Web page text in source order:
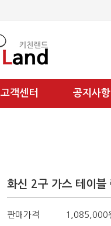
고객센터 공지사항
화신 2구 가스 테이
판매가격 1,085,000